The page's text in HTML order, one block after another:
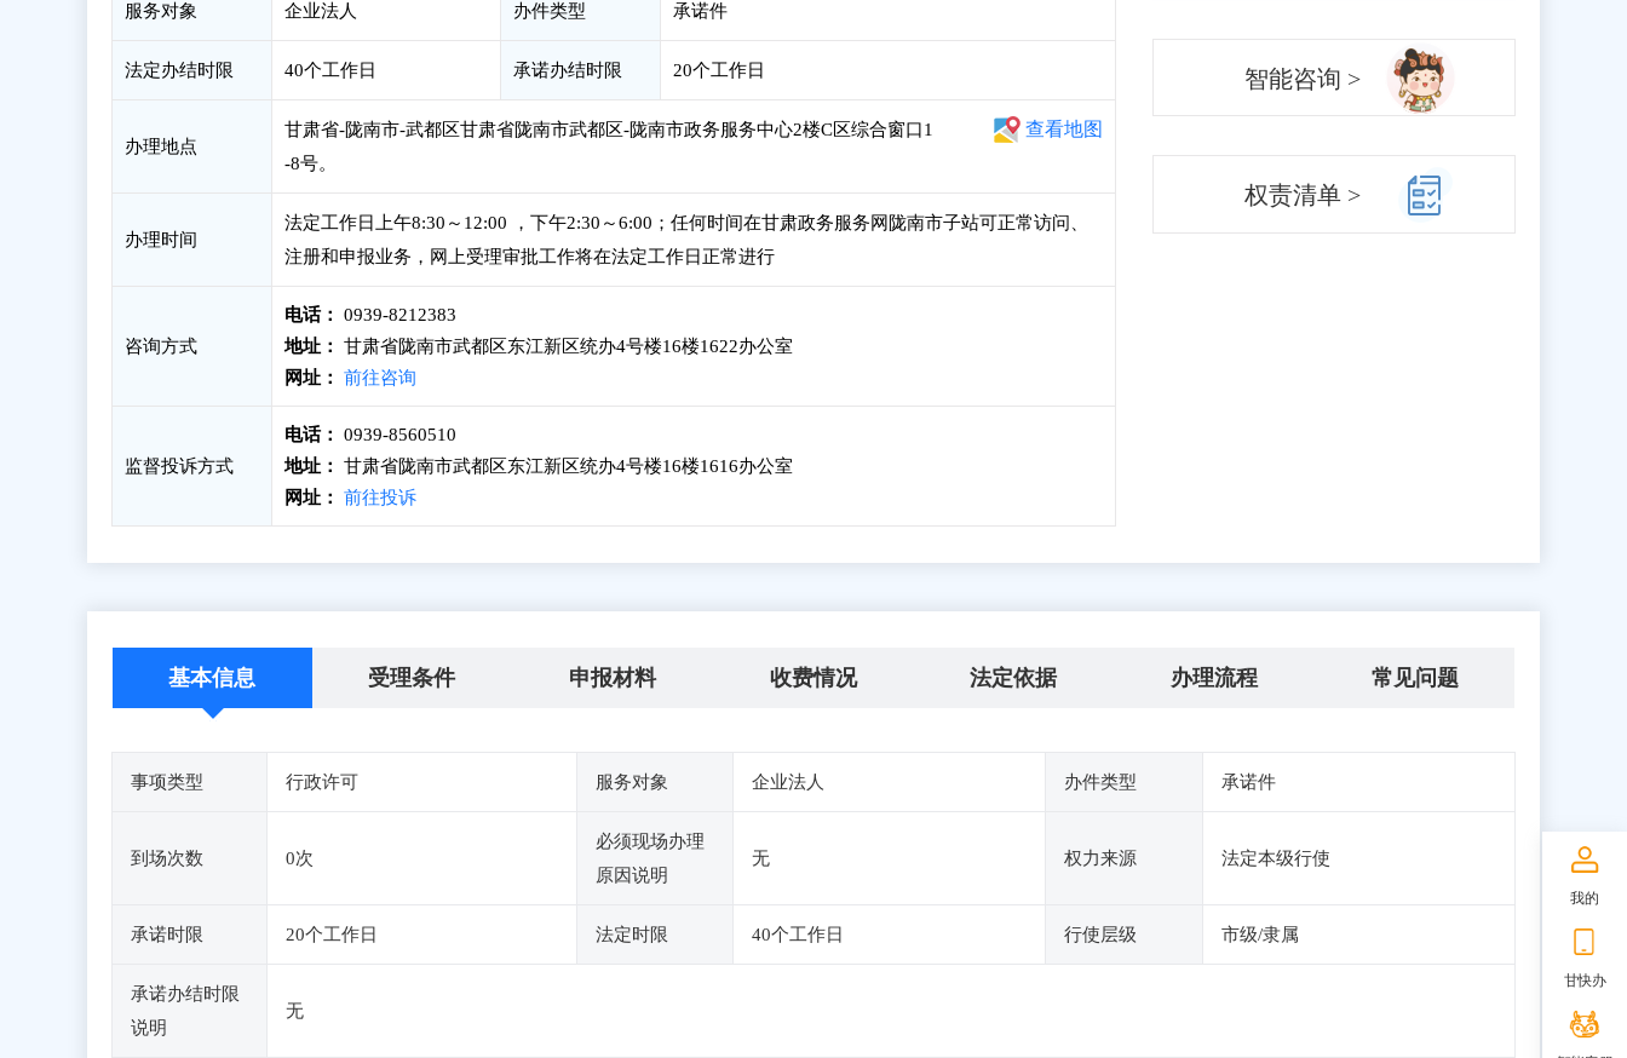
服务对象 企业法人 办件类型 承诺件
法定办结时限 40个工作日 承诺办结时限 20个工作日
办理地点
甘肃省-陇南市-武都区甘肃省陇南市武都区-陇南市政务服务中心2楼C区综合窗口1
-8号。
查看地图
办理时间
法定工作日上午8:30～12:00 ，下午2:30～6:00；任何时间在甘肃政务服务网陇南市子站可正常访问、
注册和申报业务，网上受理审批工作将在法定工作日正常进行
咨询方式
电话：
0939-8212383
地址：
甘肃省陇南市武都区东江新区统办4号楼16楼1622办公室
网址：
前往咨询
监督投诉方式
电话：
0939-8560510
地址：
甘肃省陇南市武都区东江新区统办4号楼16楼1616办公室
网址：
前往投诉
智能咨询 >
权责清单 >
基本信息 受理条件 申报材料 收费情况 法定依据 办理流程 常见问题
事项类型 行政许可 服务对象 企业法人 办件类型 承诺件
到场次数 0次
必须现场办理
原因说明
无 权力来源 法定本级行使
承诺时限 20个工作日 法定时限 40个工作日 行使层级 市级/隶属
承诺办结时限
说明
无
我的
甘快办